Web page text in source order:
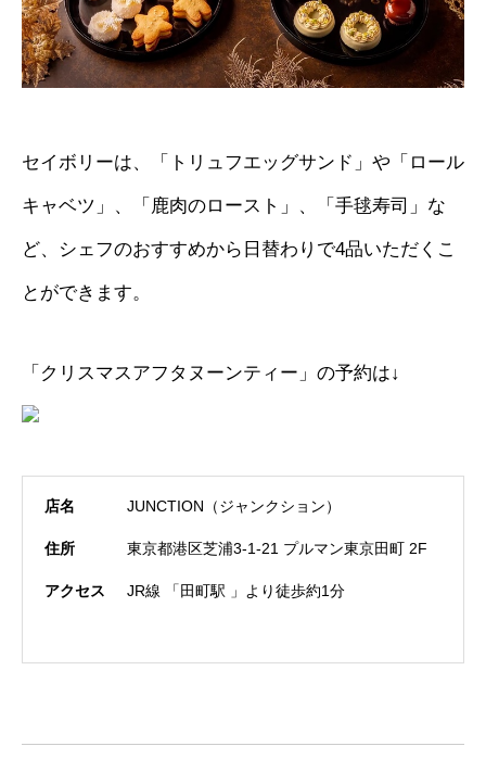
セイボリーは、「トリュフエッグサンド」や「ロール
キャベツ」、「鹿肉のロースト」、「手毬寿司」な
ど、シェフのおすすめから日替わりで4品いただくこ
とができます。
「クリスマスアフタヌーンティー」の予約は↓
店名 JUNCTION（ジャンクション）
住所 東京都港区芝浦3-1-21 プルマン東京田町 2F
アクセス JR線 「田町駅 」より徒歩約1分